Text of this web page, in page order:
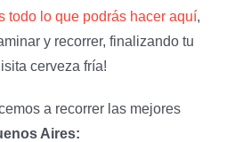
todo lo que podrás hacer aquí,
y recorrer, finalizando tu
cerveza fría!
a recorrer las mejores
Aires: